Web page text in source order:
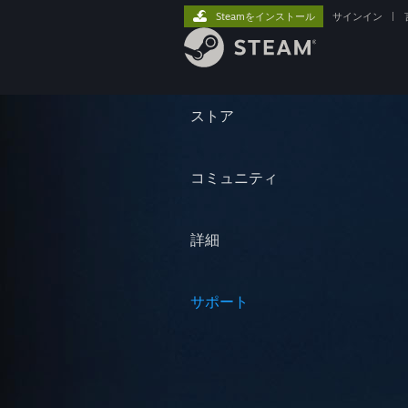
ストア
コミュニティ
詳細
サポート
Steamをインストール サインイン